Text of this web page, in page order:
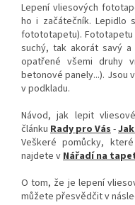
Lepení vliesových
ho i začátečník. Lepidlo
fotototapetu). Fototapetu
suchý, tak akorát savý
opatřené všemi druhy
betonové panely...). Jsou
v podkladu.
Návod, jak lepit
článku Rady pro Vás-
Veškeré pomůcky,
najdete vNářadí na
O tom, že je lepení
můžete přesvědčit v